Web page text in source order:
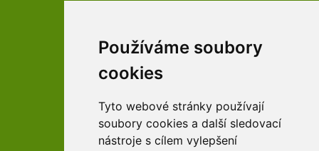
Používáme soubory
cookies
Tyto webové stránky používají
soubory cookies a další sledovací
nástroje s cílem vylepšení
facebookové profily domova a arboreta
Youtube profily domova a arboreta